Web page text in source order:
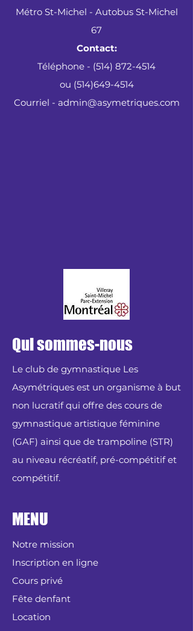
Métro St-Michel - Autobus St-Michel
67
Contact:
Téléphone - (514) 872-4514
ou (514)649-4514
Courriel - admin@asymetriques.com
Qui sommes-nous
Le club de gymnastique Les
Asymétriques est un organisme à but
non lucratif qui offre des cours de
gymnastique artistique féminine
(GAF) ainsi que de trampoline (STR)
au niveau récréatif, pré-compétitif et
compétitif.
MENU
Notre mission
Inscription en ligne
Cours privé
Fête denfant
Location